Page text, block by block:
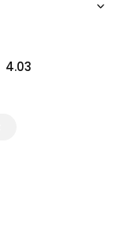
4.03